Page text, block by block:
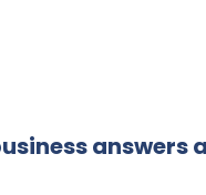
answers